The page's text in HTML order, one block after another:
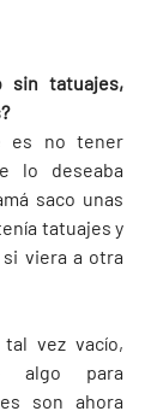
sin tatuajes,
es no tener
lo deseaba
saco unas
tatuajes y
viera a otra
vez vacío,
algo para
son ahora